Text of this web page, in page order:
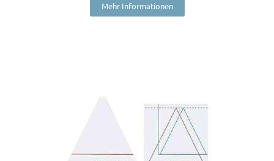
Mehr Informationen